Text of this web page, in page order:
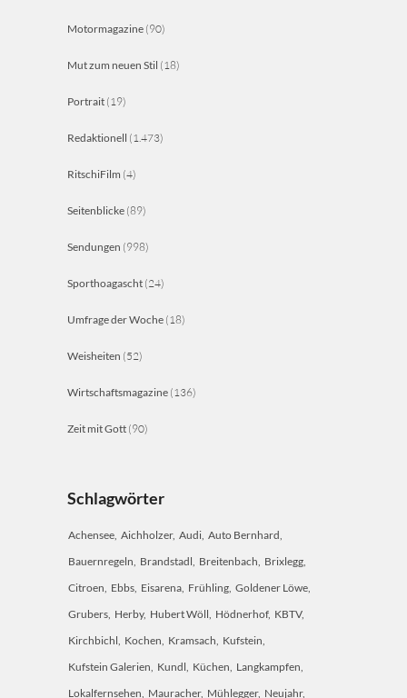
Motormagazine (90)
Mut zum neuen Stil (18)
Portrait (19)
Redaktionell (1.473)
RitschiFilm (4)
Seitenblicke (89)
Sendungen (998)
Sporthoagascht (24)
Umfrage der Woche (18)
Weisheiten (52)
Wirtschaftsmagazine (136)
Zeit mit Gott (90)
Schlagwörter
Achensee Aichholzer Audi Auto Bernhard
Bauernregeln Brandstadl Breitenbach Brixlegg
Citroen Ebbs Eisarena Frühling Goldener Löwe
Grubers Herby Hubert Wöll Hödnerhof KBTV
Kirchbichl Kochen Kramsach Kufstein
Kufstein Galerien Kundl Küchen Langkampfen
Lokalfernsehen Mauracher Mühlegger Neujahr